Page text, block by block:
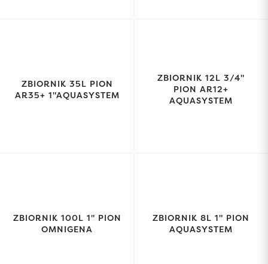
ZBIORNIK 35L PION
AR35+ 1"AQUASYSTEM
ZBIORNIK 12L 3/4"
PION AR12+
AQUASYSTEM
ZBIORNIK 100L 1" PION
OMNIGENA
ZBIORNIK 8L 1" PION
AQUASYSTEM